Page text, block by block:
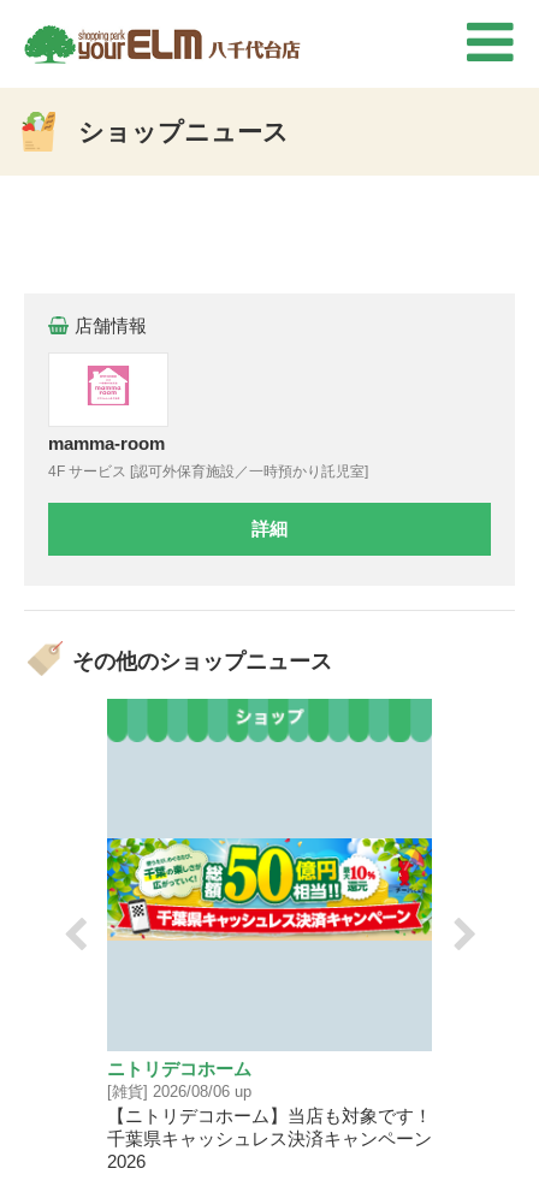
ショップニュース
店舗情報
mamma-room
4F サービス [認可外保育施設／一時預かり託児室]
詳細
その他のショップニュース
ニトリデコホーム
[雑貨] 2026/08/06 up
【ニトリデコホーム】当店も対象です！
千葉県キャッシュレス決済キャンペーン
2026